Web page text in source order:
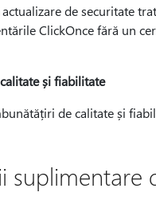
de securitate
ClickOnce fără un
și fiabilitate
de calitate și
suplimentare